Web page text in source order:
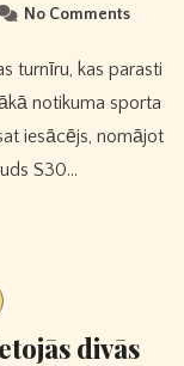
No Comments
notikuma sporta
iesācējs, nomājot
S30…
divās